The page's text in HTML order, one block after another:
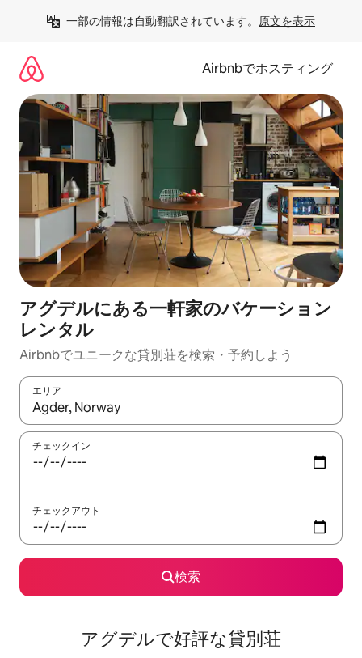
一部の情報は自動翻訳されています。 原文を表示
Airbnbでホスティング
アグデルにある一軒家のバケーション
レンタル
Airbnbでユニークな貸別荘を検索・予約しよう
エリア
検索結果が表示されたら、上下の矢印キーを使って移動するか
チェックイン
チェックアウト
検索
アグデルで好評な貸別荘